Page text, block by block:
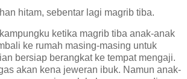
hitam, sebentar lagi magrib tiba.
ketika magrib tiba anak-anak
ke rumah masing-masing untuk
bersiap berangkat ke tempat mengaji.
akan kena jeweran ibuk. Namun anak-